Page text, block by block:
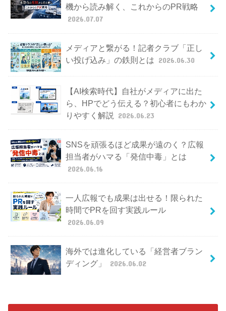
機から読み解く、これからのPR戦略
2026.07.07
メディアと繋がる！記者クラブ「正し
い投げ込み」の鉄則とは 2026.06.30
【AI検索時代】自社がメディアに出た
ら、HPでどう伝える？初心者にもわか
りやすく解説
2026.06.23
SNSを頑張るほど成果が遠のく？広報
担当者がハマる「発信中毒」とは
2026.06.16
一人広報でも成果は出せる！限られた
時間でPRを回す実践ルール
2026.06.09
海外では進化している「経営者ブラン
ディング」
2026.06.02